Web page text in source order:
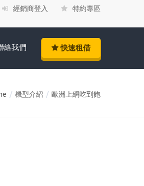
經銷商登入 特約專區
絡我們 快速租借
/ 機型介紹 / 歐洲上網吃到飽